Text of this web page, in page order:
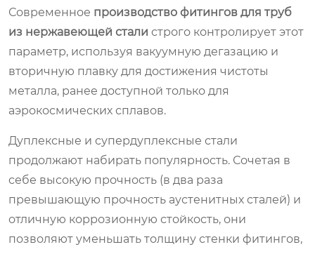
Современное производство фитингов для труб
из нержавеющей стали строго контролирует этот
параметр, используя вакуумную дегазацию и
вторичную плавку для достижения чистоты
металла, ранее доступной только для
аэрокосмических сплавов.
Дуплексные и супердуплексные стали
продолжают набирать популярность. Сочетая в
себе высокую прочность (в два раза
превышающую прочность аустенитных сталей) и
отличную коррозионную стойкость, они
позволяют уменьшать толщину стенки фитингов,